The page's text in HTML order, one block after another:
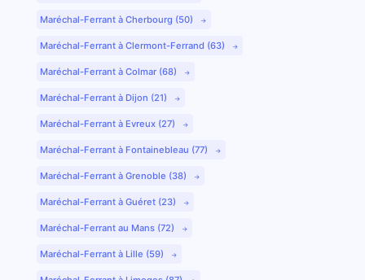
Maréchal-Ferrant à Cherbourg (50)
Maréchal-Ferrant à Clermont-Ferrand (63)
Maréchal-Ferrant à Colmar (68)
Maréchal-Ferrant à Dijon (21)
Maréchal-Ferrant à Evreux (27)
Maréchal-Ferrant à Fontainebleau (77)
Maréchal-Ferrant à Grenoble (38)
Maréchal-Ferrant à Guéret (23)
Maréchal-Ferrant au Mans (72)
Maréchal-Ferrant à Lille (59)